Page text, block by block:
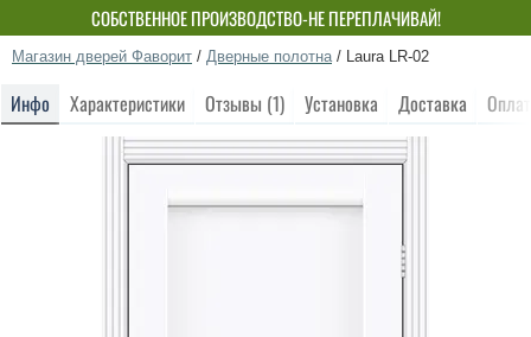
СОБСТВЕННОЕ ПРОИЗВОДСТВО-НЕ ПЕРЕПЛАЧИВАЙ!
Магазин дверей Фаворит / Дверные полотна / Laura LR-02
Инфо Характеристики Отзывы (1) Установка Доставка